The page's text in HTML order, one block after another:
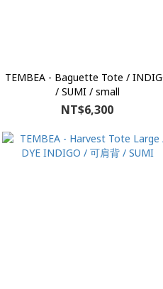
TEMBEA - Baguette Tote /
/ SUMI / small
NT$6,300